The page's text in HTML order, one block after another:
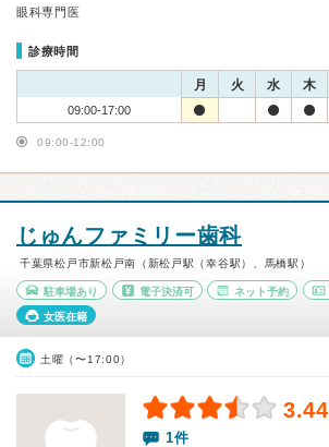
眼科専門医
診療時間
月 火 水 木
09:00-17:00
09:00-12:00
じゅんファミリー歯科
千葉県松戸市新松戸南（新松戸駅（幸谷駅）、馬橋駅）
駐車場あり 電子決済可 ネット予約
女医在籍
土曜（〜17:00）
3.44
1件